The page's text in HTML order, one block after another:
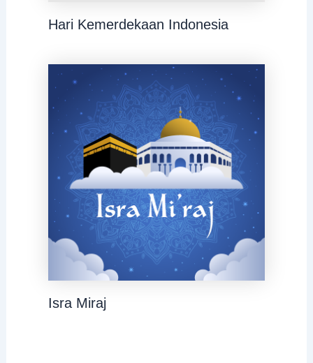
Hari Kemerdekaan Indonesia
Isra Miraj